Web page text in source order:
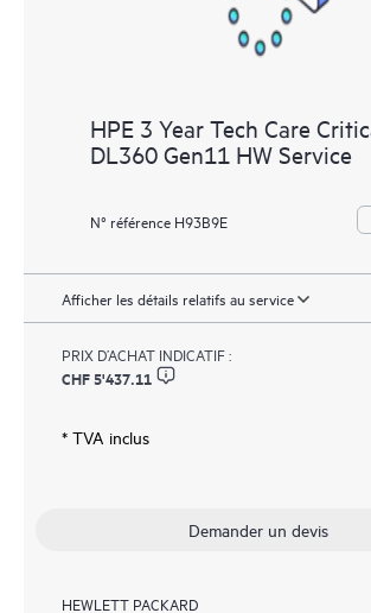
HPE 3 Year Tech Care
DL360 Gen11 HW Service
N° référence H93B9E
Afficher les détails relatifs au service
PRIX D’ACHAT INDICATIF :
CHF 5'437.11
* TVA inclus
Demander un devis
HEWLETT PACKARD